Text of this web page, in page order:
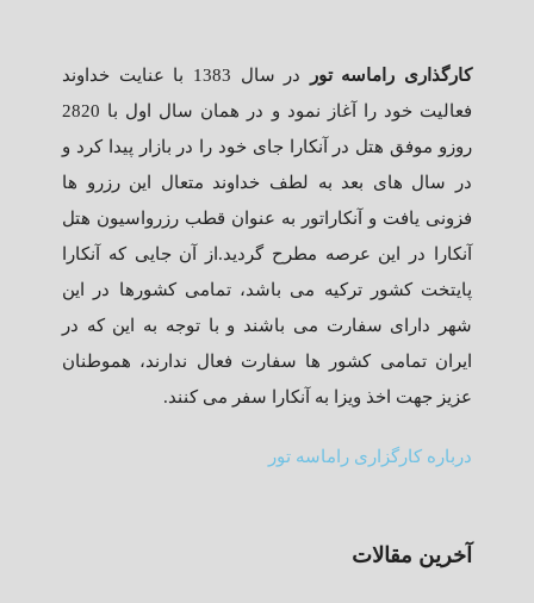
کارگذاری راماسه تور
در سال 1383 با عنایت خداوند
فعالیت خود را آغاز نمود و در همان سال اول با 2820
روزو موفق هتل در آنکارا جای خود را در بازار پیدا کرد و
در سال های بعد به لطف خداوند متعال این رزرو ها
فزونی یافت و آنکاراتور به عنوان قطب رزرواسیون هتل
آنکارا در این عرصه مطرح گردید.از آن جایی که آنکارا
پایتخت کشور ترکیه می باشد، تمامی کشورها در این
شهر دارای سفارت می باشند و با توجه به این که در
ایران تمامی کشور ها سفارت فعال ندارند، هموطنان
عزیز جهت اخذ ویزا به آنکارا سفر می کنند.
درباره کارگزاری راماسه تور
آخرین مقالات